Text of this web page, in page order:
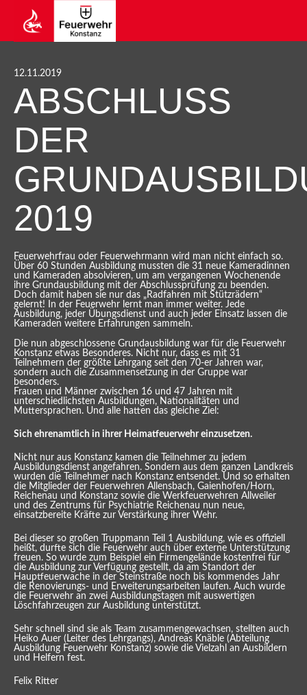
12.11.2019
ABSCHLUSS
DER
2019
Feuerwehrfrau oder Feuerwehrmann wird man nicht einfach so.
Über 60 Stunden Ausbildung mussten die 31 neue Kameradinnen
und Kameraden absolvieren, um am vergangenen Wochenende
ihre Grundausbildung mit der Abschlussprüfung zu beenden.
Doch damit haben sie nur das „Radfahren mit Stützrädern“
gelernt! In der Feuerwehr lernt man immer weiter. Jede
Ausbildung, jeder Übungsdienst und auch jeder Einsatz lassen die
Kameraden weitere Erfahrungen sammeln.
Die nun abgeschlossene Grundausbildung war für die Feuerwehr
Konstanz etwas Besonderes. Nicht nur, dass es mit 31
Teilnehmern der größte Lehrgang seit den 70-er Jahren war,
sondern auch die Zusammensetzung in der Gruppe war
besonders.
Frauen und Männer zwischen 16 und 47 Jahren mit
unterschiedlichsten Ausbildungen, Nationalitäten und
Muttersprachen. Und alle hatten das gleiche Ziel:
Sich ehrenamtlich in ihrer Heimatfeuerwehr einzusetzen.
Nicht nur aus Konstanz kamen die Teilnehmer zu jedem
Ausbildungsdienst angefahren. Sondern aus dem ganzen Landkreis
wurden die Teilnehmer nach Konstanz entsendet. Und so erhalten
die Mitglieder der Feuerwehren Allensbach, Gaienhofen/Horn,
Reichenau und Konstanz sowie die Werkfeuerwehren Allweiler
und des Zentrums für Psychiatrie Reichenau nun neue,
einsatzbereite Kräfte zur Verstärkung ihrer Wehr.
Bei dieser so großen Truppmann Teil 1 Ausbildung, wie es offiziell
heißt, durfte sich die Feuerwehr auch über externe Unterstützung
freuen. So wurde zum Beispiel ein Firmengelände kostenfrei für
die Ausbildung zur Verfügung gestellt, da am Standort der
Hauptfeuerwache in der Steinstraße noch bis kommendes Jahr
die Renovierungs- und Erweiterungsarbeiten laufen. Auch wurde
die Feuerwehr an zwei Ausbildungstagen mit auswertigen
Löschfahrzeugen zur Ausbildung unterstützt.
Sehr schnell sind sie als Team zusammengewachsen, stellten auch
Heiko Auer (Leiter des Lehrgangs), Andreas Knäble (Abteilung
Ausbildung Feuerwehr Konstanz) sowie die Vielzahl an Ausbildern
und Helfern fest.
Felix Ritter